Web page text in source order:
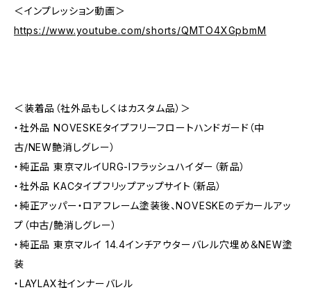
＜インプレッション動画＞
https://www.youtube.com/shorts/QMTO4XGpbmM
＜装着品（社外品もしくはカスタム品）＞
・社外品 NOVESKEタイプフリーフロートハンドガード（中
古/NEW艶消しグレー）
・純正品 東京マルイURG-Iフラッシュハイダー（新品）
・社外品 KACタイプフリップアップサイト（新品）
・純正アッパー・ロアフレーム塗装後、NOVESKEのデカールアッ
プ（中古/艶消しグレー）
・純正品 東京マルイ 14.4インチアウターバレル穴埋め＆NEW塗
装
・LAYLAX社インナーバレル